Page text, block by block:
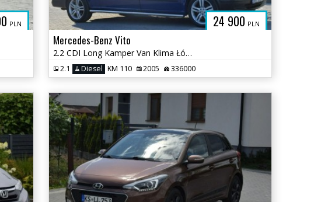
PLN 24 900 PLN
Mercedes-Benz Vito
2.2 CDI Long Kamper Van Klima Łóżko 4 Osobowy 2 KPL KÓŁ Sprowadzony
2.1 Diesel KM 110 2005 336000